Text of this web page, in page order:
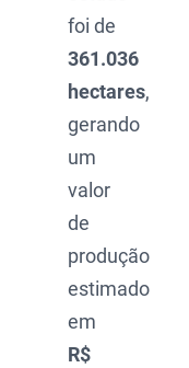
foi de
361.036
hectares,
gerando
um
valor
de
produção
estimado
em
R$